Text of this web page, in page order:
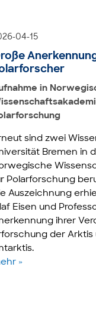
04-15
in
sind zwei
Bremen in
Polarforschung
Auszeichnung
Eisen und
ihrer
der Arktis
»